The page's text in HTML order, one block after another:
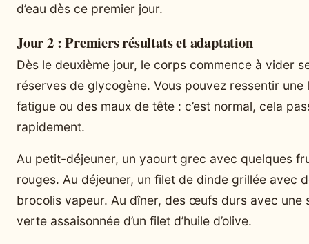
d’eau dès ce premier jour.
Jour 2 : Premiers résultats et adaptation
Dès le deuxième jour, le corps commence à vider
réserves de glycogène. Vous pouvez ressentir une
fatigue ou des maux de tête : c’est normal, cela
rapidement.
Au petit-déjeuner, un yaourt grec avec quelques
rouges. Au déjeuner, un filet de dinde grillée avec
brocolis vapeur. Au dîner, des œufs durs avec une
verte assaisonnée d’un filet d’huile d’olive.